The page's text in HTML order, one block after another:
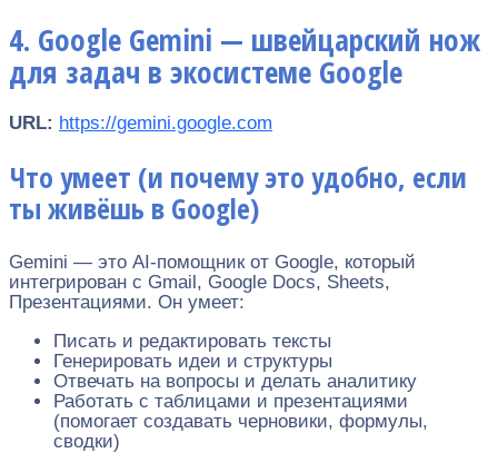
4. Google Gemini — швейцарский нож
для задач в экосистеме Google
URL: https://gemini.google.com
Что умеет (и почему это удобно, если
ты живёшь в Google)
Gemini — это AI-помощник от Google, который
интегрирован с Gmail, Google Docs, Sheets,
Презентациями. Он умеет:
Писать и редактировать тексты
Генерировать идеи и структуры
Отвечать на вопросы и делать аналитику
Работать с таблицами и презентациями
(помогает создавать черновики, формулы,
сводки)